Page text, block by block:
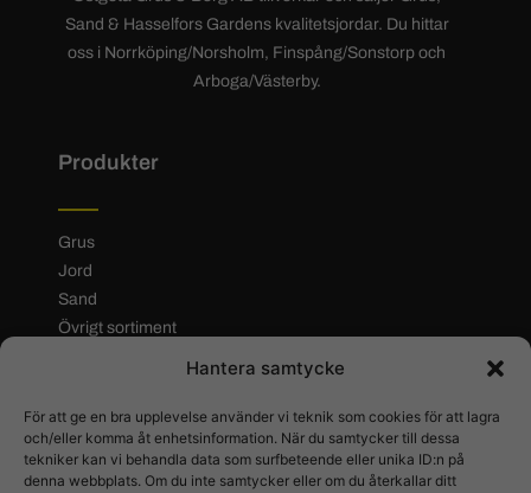
Hantera samtycke
För att ge en bra upplevelse använder vi teknik som cookies för att lagra
och/eller komma åt enhetsinformation. När du samtycker till dessa
tekniker kan vi behandla data som surfbeteende eller unika ID:n på
denna webbplats. Om du inte samtycker eller om du återkallar ditt
Sand & Hasselfors Gardens kvalitetsjordar. Du hittar
oss i Norrköping/Norsholm, Finspång/Sonstorp och
Arboga/Västerby.
Produkter
Grus
Jord
Sand
Övrigt sortiment
Hem
Hitta hit